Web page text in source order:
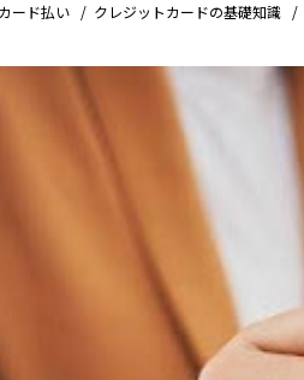
ード払い クレジットカードの基礎知識